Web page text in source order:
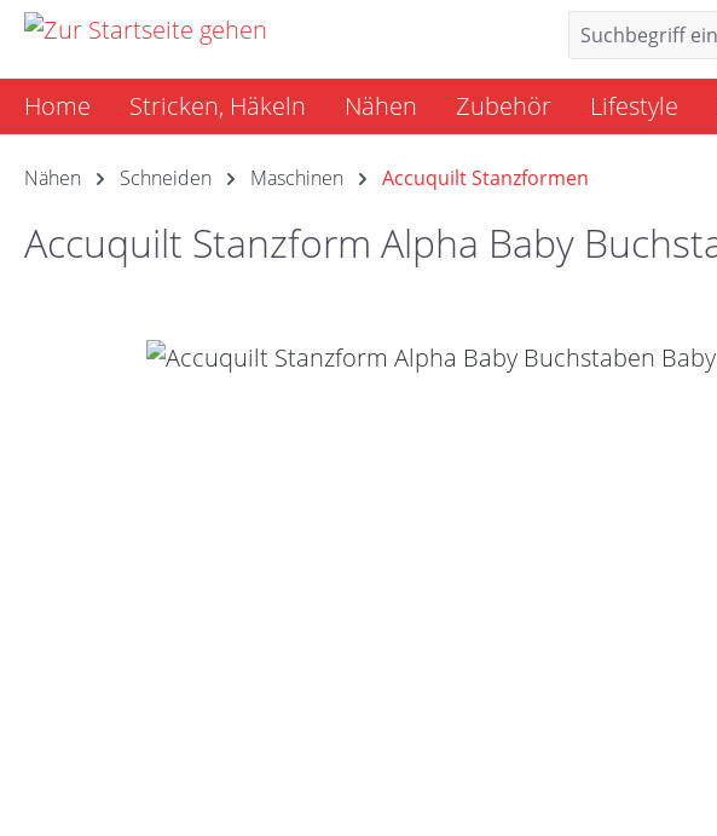
Hauptinhalt springen
Zur Suche springen
Zur Hauptnavigation springen
Home Stricken, Häkeln Nähen Zubehör Lifestyle
Nähen Schneiden Maschinen Accuquilt Stanzformen
Accuquilt Stanzform Alpha Baby
Bildergalerie überspringen